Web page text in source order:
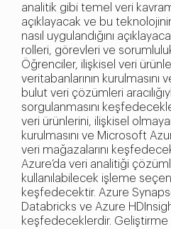
analitik gibi temel veri
açıklayacak ve bu
nasıl uygulandığını
rolleri, görevleri ve
Öğrenciler, ilişkisel veri
veritabanlarının
bulut veri çözümleri
sorgulanmasını
veri ürünlerini, ilişkisel
kurulmasını ve Microsoft
veri mağazalarını
Azure’da veri analitiği
kullanılabilecek işleme
keşfedecektir. Azure
Databricks ve Azure
keşfedeceklerdir. Geliştirme